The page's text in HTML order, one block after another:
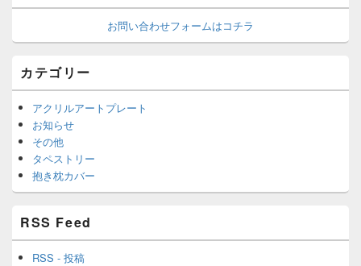
お問い合わせフォームはコチラ
カテゴリー
アクリルアートプレート
お知らせ
その他
タペストリー
抱き枕カバー
RSS Feed
RSS - 投稿